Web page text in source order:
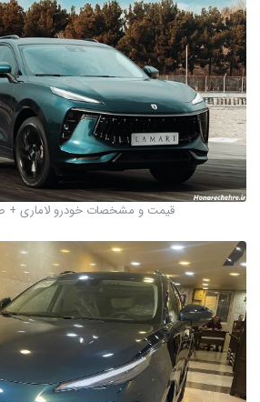
قیمت و مشخصات خودرو لاماری +